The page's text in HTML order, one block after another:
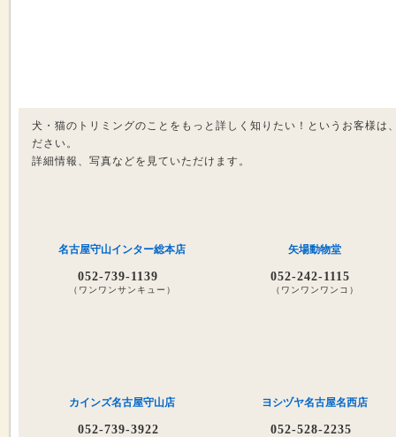
犬・猫のトリミングのことをもっと詳しく知りたい！というお客様は
ださい。
詳細情報、写真などを見ていただけます。
名古屋守山インター総本店
052-739-1139
（ワンワンサンキュー）
矢場動物堂
052-242-1115
（ワンワンワンコ）
カインズ名古屋守山店
052-739-3922
ヨシヅヤ名古屋名西店
052-528-2235